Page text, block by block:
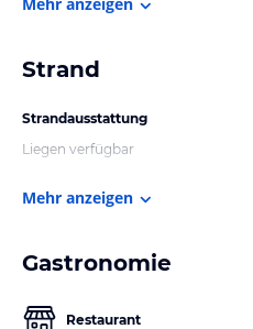
Strand
Strandausstattung
Liegen verfügbar
Mehr anzeigen
Gastronomie
Restaurant